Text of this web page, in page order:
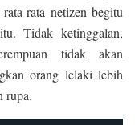
rata netizen begitu
Tidak ketinggalan,
tidak akan
orang lelaki lebih
rupa.